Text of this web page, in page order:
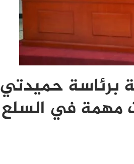
برئاسة حميدتي
مهمة في السلع